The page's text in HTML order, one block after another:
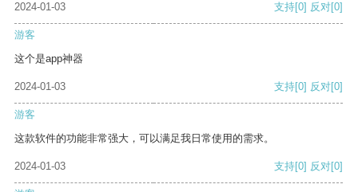
2024-01-03
支持[0] 反对[0]
游客
这个是app神器
2024-01-03 支持[0] 反对[0]
游客
这款软件的功能非常强大，可以满足我日常使用的需求。
2024-01-03 支持[0] 反对[0]